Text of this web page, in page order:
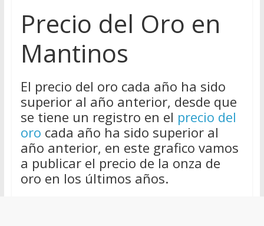
Precio del Oro en
Mantinos
El precio del oro cada año ha sido
superior al año anterior, desde que
se tiene un registro en el precio del
oro cada año ha sido superior al
año anterior, en este grafico vamos
a publicar el precio de la onza de
oro en los últimos años.